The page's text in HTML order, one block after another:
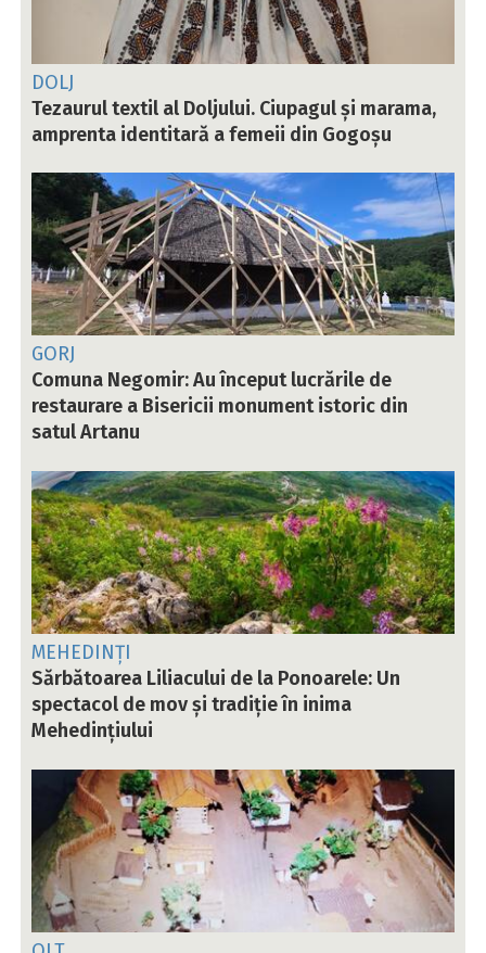
DOLJ
Tezaurul textil al Doljului. Ciupagul și marama,
amprenta identitară a femeii din Gogoșu
GORJ
Comuna Negomir: Au început lucrările de
restaurare a Bisericii monument istoric din
satul Artanu
MEHEDINȚI
Sărbătoarea Liliacului de la Ponoarele: Un
spectacol de mov și tradiție în inima
Mehedințiului